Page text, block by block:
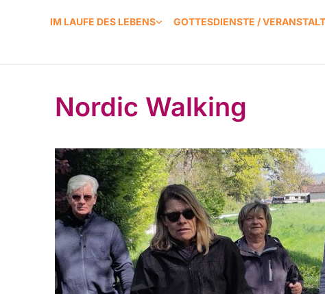
IM LAUFE DES LEBENS GOTTESDIENSTE /
Nordic Walking